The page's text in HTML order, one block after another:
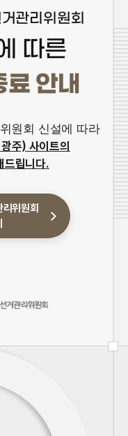
관리위원회
따른
안내
원회 신설에 따라
주) 사이트의
드립니다.
위원회